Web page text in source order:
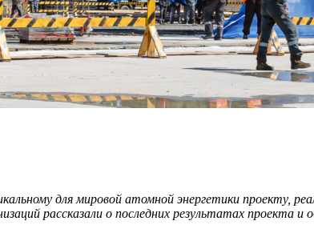
для мировой атомной энергетики проекту,
рассказали о последних результатах проекта и